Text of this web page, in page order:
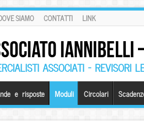
SIAMO CONTATTI LINK
ASSOCIATI – REVISORI
e risposte Moduli Circolari